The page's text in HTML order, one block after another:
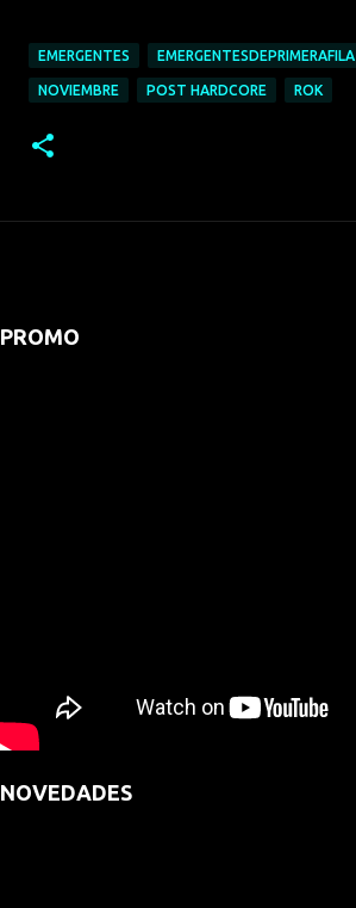
EMERGENTES EMERGENTESDEPRIMERAFILA
NOVIEMBRE POST HARDCORE ROK
PROMO
NOVEDADES